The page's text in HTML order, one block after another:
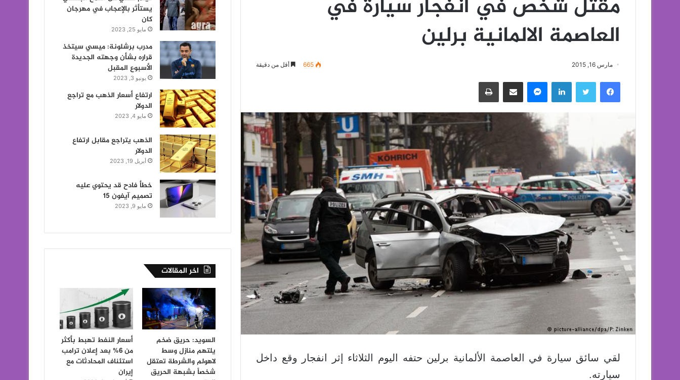
مقتل شخص في انفجار سيارة في
العاصمة الالمانية برلين
مارس 16, 2015 665 أقل من دقيقة
فيسبوك تويتر لينكدإن ماسنجر مشاركة عبر البريد طباعة
لقي سائق سيارة في العاصمة الألمانية برلين حتفه اليوم الثلاثاء إثر انفجار وقع داخل
سيارته.
يستأثر بالإعجاب في مهرجان
كان
مايو 25, 2023
مدرب برشلونة: ميسي سيتخذ
قراره بشأن وجهته الجديدة
الأسبوع المقبل
يونيو 3, 2023
ارتفاع أسعار الذهب مع تراجع
الدولار
مايو 4, 2023
الذهب يتراجع مقابل ارتفاع
الدولار
أبريل 19, 2023
خطأ فادح قد يحتوي عليه
تصميم آيفون 15
مايو 9, 2023
اخر المقالات
السويد: حريق ضخم
يلتهم منازل وسط
لاهولم والشرطة تعتقل
شخصاً بشبهة الحريق
أسعار النفط تهبط بأكثر
من 6% بعد إعلان ترامب
استئناف المحادثات مع
إيران